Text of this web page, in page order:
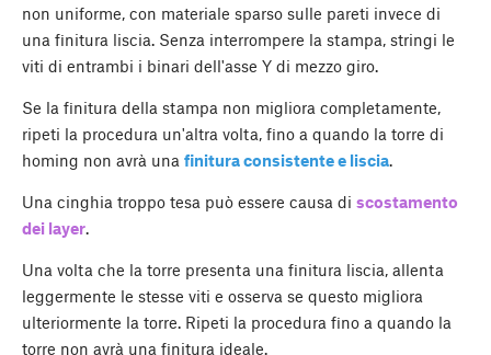
non uniforme, con materiale sparso sulle pareti invece di
una finitura liscia. Senza interrompere la stampa, stringi le
viti di entrambi i binari dell'asse Y di mezzo giro.
Se la finitura della stampa non migliora completamente,
ripeti la procedura un'altra volta, fino a quando la torre di
homing non avrà una finitura consistente e liscia.
Una cinghia troppo tesa può essere causa di scostamento
dei layer.
Una volta che la torre presenta una finitura liscia, allenta
leggermente le stesse viti e osserva se questo migliora
ulteriormente la torre. Ripeti la procedura fino a quando la
torre non avrà una finitura ideale.